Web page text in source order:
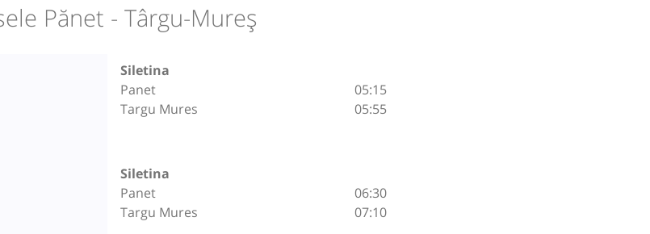
Pănet - Târgu-Mureș
Siletina
Panet
Targu Mures
05:15
05:55
Siletina
Panet
Targu Mures
06:30
07:10